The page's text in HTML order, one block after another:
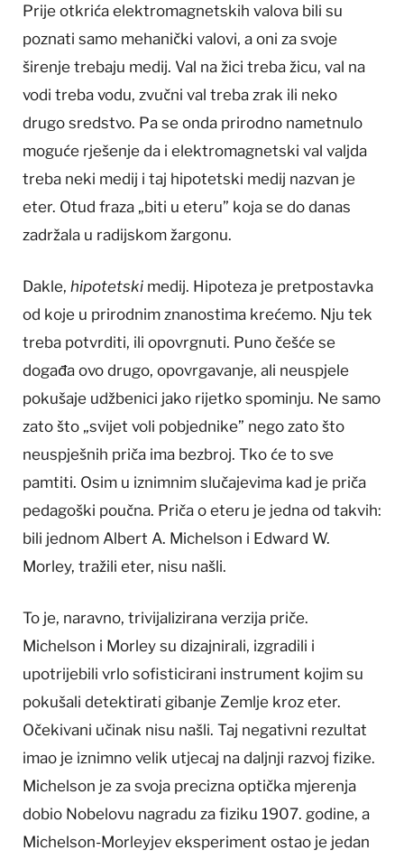
Prije otkrića elektromagnetskih valova bili su
poznati samo mehanički valovi, a oni za svoje
širenje trebaju medij. Val na žici treba žicu, val na
vodi treba vodu, zvučni val treba zrak ili neko
drugo sredstvo. Pa se onda prirodno nametnulo
moguće rješenje da i elektromagnetski val valjda
treba neki medij i taj hipotetski medij nazvan je
eter. Otud fraza „biti u eteru” koja se do danas
zadržala u radijskom žargonu.
Dakle, hipotetski medij. Hipoteza je pretpostavka
od koje u prirodnim znanostima krećemo. Nju tek
treba potvrditi, ili opovrgnuti. Puno češće se
događa ovo drugo, opovrgavanje, ali neuspjele
pokušaje udžbenici jako rijetko spominju. Ne samo
zato što „svijet voli pobjednike” nego zato što
neuspješnih priča ima bezbroj. Tko će to sve
pamtiti. Osim u iznimnim slučajevima kad je priča
pedagoški poučna. Priča o eteru je jedna od takvih:
bili jednom Albert A. Michelson i Edward W.
Morley, tražili eter, nisu našli.
To je, naravno, trivijalizirana verzija priče.
Michelson i Morley su dizajnirali, izgradili i
upotrijebili vrlo sofisticirani instrument kojim su
pokušali detektirati gibanje Zemlje kroz eter.
Očekivani učinak nisu našli. Taj negativni rezultat
imao je iznimno velik utjecaj na daljnji razvoj fizike.
Michelson je za svoja precizna optička mjerenja
dobio Nobelovu nagradu za fiziku 1907. godine, a
Michelson-Morleyjev eksperiment ostao je jedan